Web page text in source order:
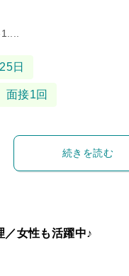
日
面接1回
続きを読む
／女性も活躍中♪